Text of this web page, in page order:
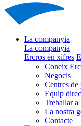
La companyia
La companyia
Ercros en xifres
Coneix
Negocis
Centres
Equip
Treballar a
La nostra
Contacte